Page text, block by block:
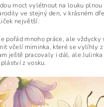
moct vylétnout na louku
ve stejný den, v krásném
největší.
mnoho práce, ale vždycky
včelí miminka, které se vylíhly
ještě pracovaly i dál, ale
z vosku.